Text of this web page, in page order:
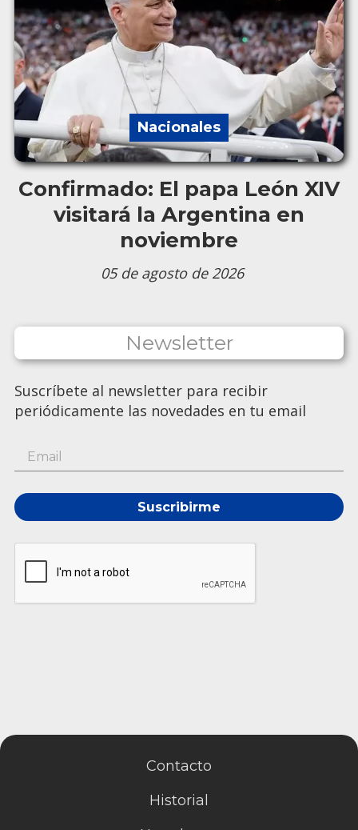
Confirmado: El papa León XIV
visitará la Argentina en
noviembre
Nacionales
05 de agosto de 2026
Newsletter
Suscríbete al newsletter para recibir
periódicamente las novedades en tu email
Suscribirme
Contacto
Historial